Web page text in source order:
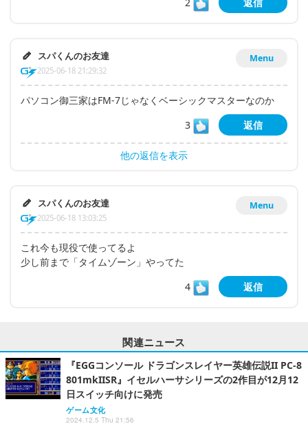
2 返信
Menu
スパくんのお友達
2025-06-18 21:29:32
パソコン御三家はFM-7じゃなくベーシックマスターなのか
3
返信
他の返信を表示
Menu
スパくんのお友達
2025-06-18 13:03:25
これ今も現役で使ってるよ
少し前まで「タイムゾーン」やってた
4
返信
関連ニュース
『EGGコンソール ドラゴンスレイヤー英雄伝説II PC-8
801mkIISR』イセルハーサシリーズの2作目が12月12
日スイッチ向けに発売
ゲーム文化
2024.12.5 Thu 21:56